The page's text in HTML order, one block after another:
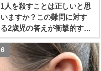
1人を殺すことは正しいと思
いますか？この難問に対す
る2歳児の答えが衝撃的すぎ
る！！